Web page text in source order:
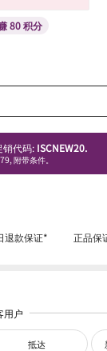
80 积分
销代码: ISCNEW20.
附带条件。
退款保证* 正品保
用户
抵达